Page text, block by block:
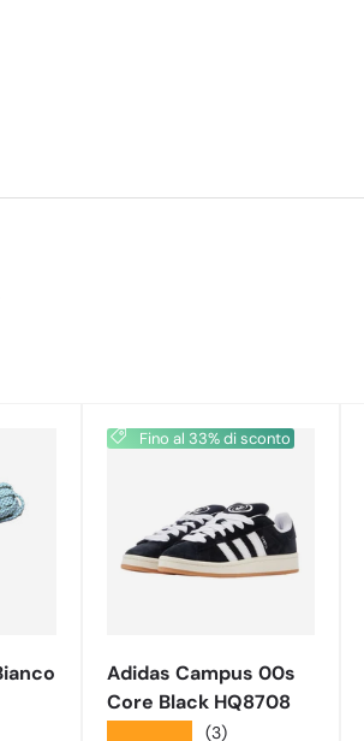
Fino al 33% di sconto
Adidas Campus 00s
Core Black HQ8708
(3)